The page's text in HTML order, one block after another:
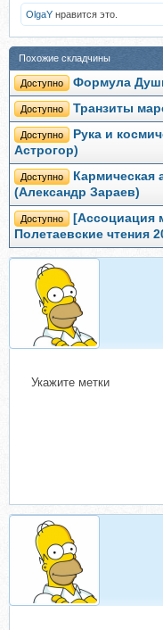
OlgaY нравится это.
Похожие складчины
Доступно Формула
Доступно Транзиты
Доступно
Рука и
Астрогор)
Доступно
Кармическая
(Александр Зараев)
Доступно
[Ассоциация
Полетаевские чтения
Укажите метки